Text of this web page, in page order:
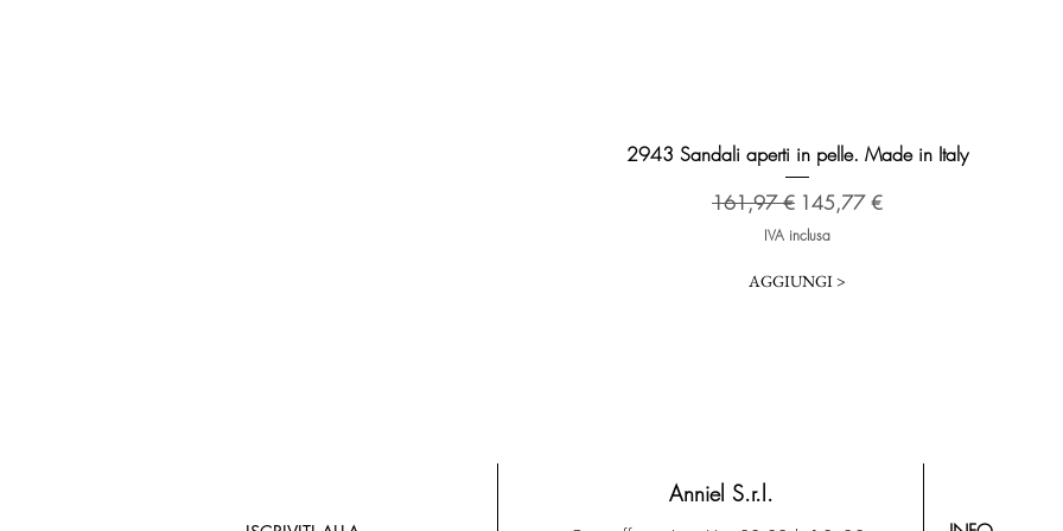
Vista rapida
2943 Sandali aperti in pelle. Made in Italy
Prezzo regolare
161,97 € Prezzo scontato
145,77 €
IVA inclusa
AGGIUNGI >
Anniel S.r.l.